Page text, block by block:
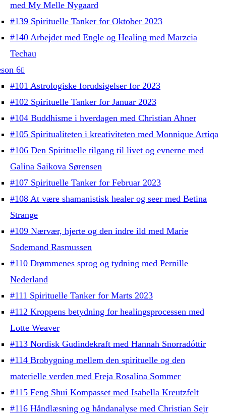
med My Melle Nygaard
#139 Spirituelle Tanker for Oktober 2023
#140 Arbejdet med Engle og Healing med Marzcia
Techau
6
#101 Astrologiske forudsigelser for 2023
#102 Spirituelle Tanker for Januar 2023
#104 Buddhisme i hverdagen med Christian Ahner
#105 Spiritualiteten i kreativiteten med Monnique Artiqa
#106 Den Spirituelle tilgang til livet og evnerne med
Galina Saikova Sørensen
#107 Spirituelle Tanker for Februar 2023
#108 At være shamanistisk healer og seer med Betina
Strange
#109 Nærvær, hjerte og den indre ild med Marie
Sodemand Rasmussen
#110 Drømmenes sprog og tydning med Pernille
Nederland
#111 Spirituelle Tanker for Marts 2023
#112 Kroppens betydning for healingsprocessen med
Lotte Weaver
#113 Nordisk Gudindekraft med Hannah Snorradóttir
#114 Brobygning mellem den spirituelle og den
materielle verden med Freja Rosalina Sommer
#115 Feng Shui Kompasset med Isabella Kreutzfelt
#116 Håndlæsning og håndanalyse med Christian Sejr